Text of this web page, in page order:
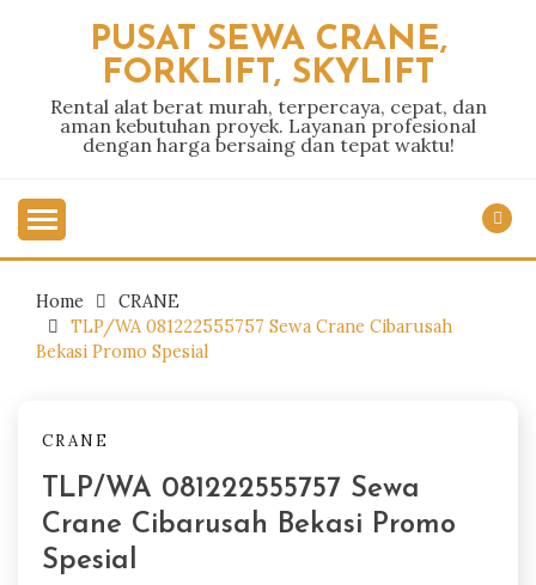
PUSAT SEWA CRANE,
FORKLIFT, SKYLIFT
Rental alat berat murah, terpercaya, cepat, dan
aman kebutuhan proyek. Layanan profesional
dengan harga bersaing dan tepat waktu!
Home
CRANE
TLP/WA 081222555757 Sewa Crane Cibarusah
Bekasi Promo Spesial
CRANE
TLP/WA 081222555757 Sewa
Crane Cibarusah Bekasi Promo
Spesial